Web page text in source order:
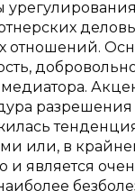
отношений.
разрешения
или, в
и является